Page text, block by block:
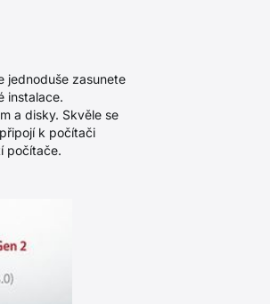
jednoduše zasunete
instalace.
a disky. Skvěle se
připojí k počítači
počítače.